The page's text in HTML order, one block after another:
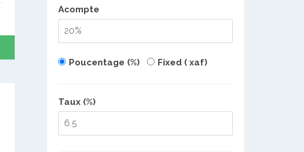
Acompte
Poucentage (%) Fixed ( xaf)
Taux (%)